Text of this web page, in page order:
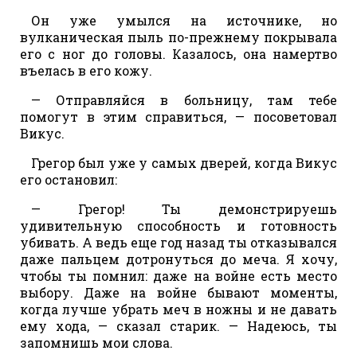
Он уже умылся на источнике, но
вулканическая пыль по-прежнему покрывала
его с ног до головы. Казалось, она намертво
въелась в его кожу.
— Отправляйся в больницу, там тебе
помогут в этим справиться, — посоветовал
Викус.
Грегор был уже у самых дверей, когда Викус
его остановил:
— Грегор! Ты демонстрируешь
удивительную способность и готовность
убивать. А ведь еще год назад ты отказывался
даже пальцем дотронуться до меча. Я хочу,
чтобы ты помнил: даже на войне есть место
выбору. Даже на войне бывают моменты,
когда лучше убрать меч в ножны и не давать
ему хода, — сказал старик. — Надеюсь, ты
запомнишь мои слова.